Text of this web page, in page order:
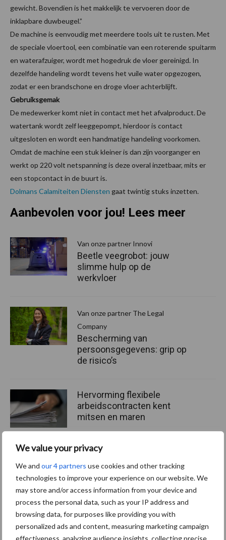
We value your privacy
We and our 4 partners use cookies and other tracking
technologies to improve your experience on our website. We
may store and/or access information from your device and
process the personal data, such as your IP address and
browsing data, for purposes like providing you with
personalized ads and content, measuring marketing campaign
effectiveness, analyzing audience insights, collecting precise
gewicht. Bovendien is het makkelijk te vervoeren door de
inklapbare duwbeugel.”
De machine is eenvoudig met meerdere tools uit te rusten. Met
de speciale vloertool, een combinatie van een roterende spuitarm
en waterafzuiger, wordt met hogedruk de vloer gereinigd. In
dezelfde handeling wordt tevens het vuile water opgezogen,
zodat er een brandschone en droge vloer achterblijft.
Gebruiksgemak
De medewerker komt niet in contact met het afvalproduct. De
watertank wordt zelf leeggepompt, hierdoor is contact
uitgesloten en wordt een handmatige handeling voorkomen.
Omdat de machine een stuk kleiner is dan zijn voorganger en
werkt op 220 volt netspanning is deze overal inzetbaar, mits er
een stopcontact in de buurt is.
Dolmans Calamiteiten Diensten gaat twintig stuks inzetten.
Aanbevolen voor jou! Lees meer
Van onze partner Innovi
Beetle veegrobot: jouw
slimme hulp op de
werkvloer
Van onze partner The Legal
Company
Bescherming van
persoonsgegevens: grip op
de risico’s
Hervorming flexibele
arbeidscontracten kent
mitsen en maren
Thema's Vakpartners
Coronavirus UVC